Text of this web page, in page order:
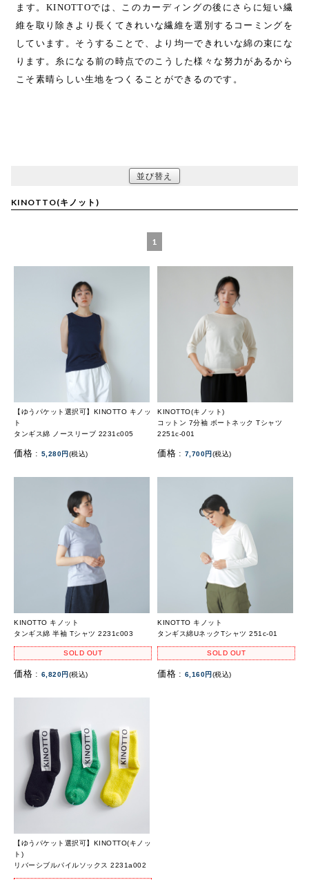
ます。KINOTTOでは、このカーディングの後にさらに短い繊
維を取り除きより長くてきれいな繊維を選別するコーミングを
しています。そうすることで、より均一できれいな綿の束にな
ります。糸になる前の時点でのこうした様々な努力があるから
こそ素晴らしい生地をつくることができるのです。
並び替え
KINOTTO(キノット)
1
【ゆうパケット選択可】KINOTTO キノッ
ト
タンギス綿 ノースリーブ 2231c005
価格 : 5,280円(税込)
KINOTTO(キノット)
コットン 7分袖 ボートネック Tシャツ
2251c-001
価格 : 7,700円(税込)
KINOTTO キノット
タンギス綿 半袖 Tシャツ 2231c003
SOLD OUT
価格 : 6,820円(税込)
KINOTTO キノット
タンギス綿UネックTシャツ 251c-01
SOLD OUT
価格 : 6,160円(税込)
【ゆうパケット選択可】KINOTTO(キノッ
ト)
リバーシブルパイルソックス 2231a002